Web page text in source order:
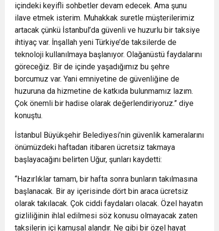
içindeki keyifli sohbetler devam edecek. Ama şunu
ilave etmek isterim. Muhakkak suretle müşterilerimiz
artacak çünkü İstanbul’da güvenli ve huzurlu bir taksiye
ihtiyaç var. İnşallah yeni Türkiye’de taksilerde de
teknoloji kullanılmaya başlanıyor. Olağanüstü faydalarını
göreceğiz. Bir de içinde yaşadığımız bu şehre
borcumuz var. Yani emniyetine de güvenliğine de
huzuruna da hizmetine de katkıda bulunmamız lazım.
Çok önemli bir hadise olarak değerlendiriyoruz.” diye
konuştu.
İstanbul Büyükşehir Belediyesi’nin güvenlik kameralarını
önümüzdeki haftadan itibaren ücretsiz takmaya
başlayacağını belirten Uğur, şunları kaydetti:
“Hazırlıklar tamam, bir hafta sonra bunların takılmasına
başlanacak. Bir ay içerisinde dört bin araca ücretsiz
olarak takılacak. Çok ciddi faydaları olacak. Özel hayatın
gizliliğinin ihlal edilmesi söz konusu olmayacak zaten
taksilerin içi kamusal alandır. Ne gibi bir özel hayat